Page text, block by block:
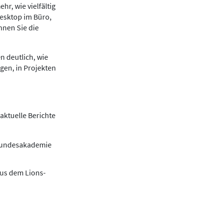
wie vielfältig
im Büro,
Sie die
deutlich, wie
in Projekten
Berichte
dem Lions-